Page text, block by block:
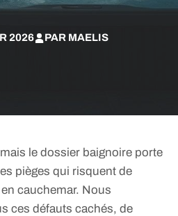
2026 PAR MAELIS
le dossier baignoire porte
pièges qui risquent de
cauchemar. Nous
ces défauts cachés, de